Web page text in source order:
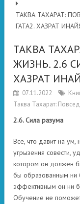
ТАКВА ТАХАРАТ:
ГАТА2. ХАЗРАТ
ТАКВА
ЖИЗНЬ. 2.6
ХАЗРАТ
07.11.2022
Таква Тахарат:
2.6. Сила разума
Все, что давит на ум,
угрызения совести,
котором он должен
бы образованным ни
эффективным он ни
Обучение не